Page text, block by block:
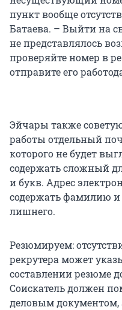
пункт вообще
Батаева. – Выйти на
не представлялось
проверяйте номер в
отправите его
Эйчары также
работы отдельный
которого не будет
содержать сложный
и букв. Адрес
содержать фамилию
лишнего.
Резюмируем:
рекрутера может
составлении резюме
Соискатель должен
деловым